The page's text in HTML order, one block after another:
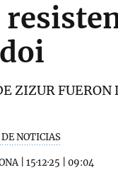
ZIZUR FUERON
NOTICIAS
| 15·12·25 09:04